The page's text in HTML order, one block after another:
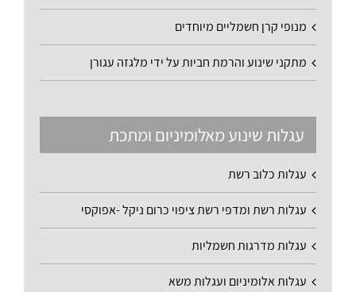
מנופי קרן חשמליים מיוחדים
מתקני שינוע והרמת חביות על ידי מלגזה עגורן
עגלות שינוע מאלומיניום ומתכת
עגלות כלוב רשת
עגלות רשת ומדפי רשת ציפוי כרום ניקל -אפוקסי
עגלות מדרגות חשמליות
עגלות אלומיניום ועגלות משא